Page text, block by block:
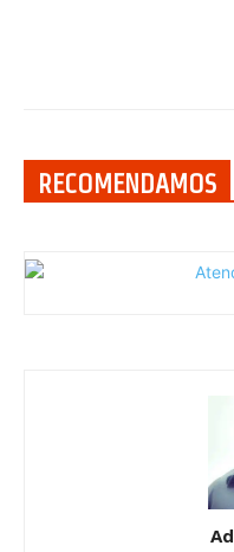
RECOMENDAMOS